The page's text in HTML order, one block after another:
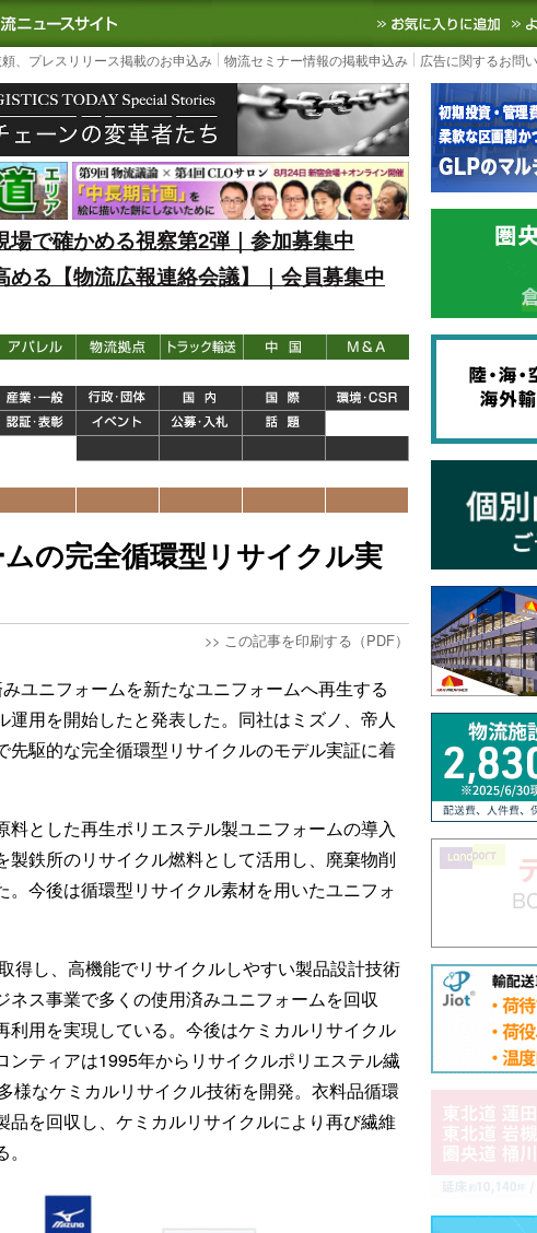
｜国内最大の物流ニュースサイト3PL, SCMなど国内外の最新の物流ニ
、プレスリリース掲載のお申込み 物流セミナー情報の掲載申込み 広告に関するお問
で確かめる視察第2弾｜参加募集中
る【物流広報連絡会議】｜会員募集中
の完全循環型リサイクル実
>> この記事を印刷する（PDF）
ユニフォームを新たなユニフォームへ再生する
運用を開始したと発表した。同社はミズノ、帝人
先駆的な完全循環型リサイクルのモデル実証に着
とした再生ポリエステル製ユニフォームの導入
製鉄所のリサイクル燃料として活用し、廃棄物削
今後は循環型リサイクル素材を用いたユニフォ
得し、高機能でリサイクルしやすい製品設計技術
ネス事業で多くの使用済みユニフォームを回収
利用を実現している。今後はケミカルリサイクル
ンティアは1995年からリサイクルポリエステル繊
様なケミカルリサイクル技術を開発。衣料品循環
を回収し、ケミカルリサイクルにより再び繊維